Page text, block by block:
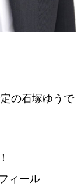
の石塚ゆうで
ィール